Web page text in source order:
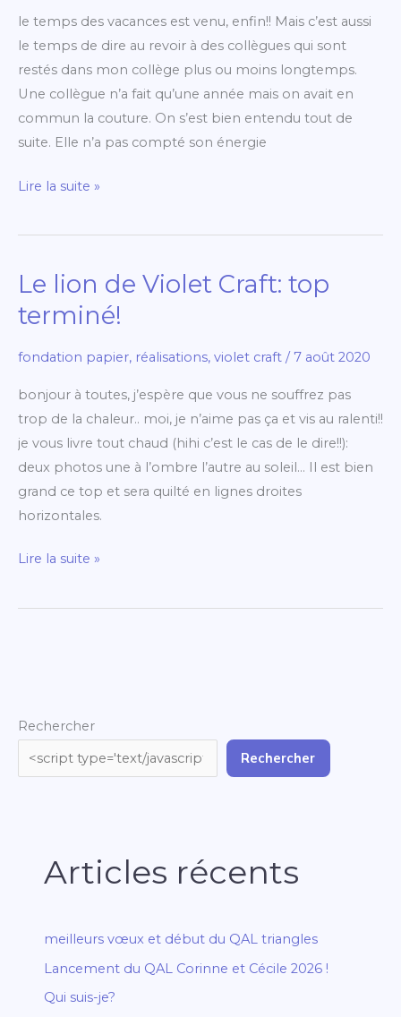
le temps des vacances est venu, enfin!! Mais c’est aussi
le temps de dire au revoir à des collègues qui sont
restés dans mon collège plus ou moins longtemps.
Une collègue n’a fait qu’une année mais on avait en
commun la couture. On s’est bien entendu tout de
suite. Elle n’a pas compté son énergie
Lire la suite »
Le lion de Violet Craft: top
terminé!
fondation papier, réalisations, violet craft / 7 août 2020
bonjour à toutes, j’espère que vous ne souffrez pas
trop de la chaleur.. moi, je n’aime pas ça et vis au ralenti!!
je vous livre tout chaud (hihi c’est le cas de le dire!!):
deux photos une à l’ombre l’autre au soleil… Il est bien
grand ce top et sera quilté en lignes droites
horizontales.
Le
lion
de
Violet
top
terminé!
Lire la suite »
Rechercher
Rechercher
Articles récents
meilleurs vœux et début du QAL triangles
Lancement du QAL Corinne et Cécile 2026 !
Qui suis-je?